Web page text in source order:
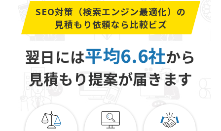
SEO対策（検索エンジン最適化）の
見積もり依頼なら比較ビズ
翌日には平均6.6社から
見積もり提案が届きます